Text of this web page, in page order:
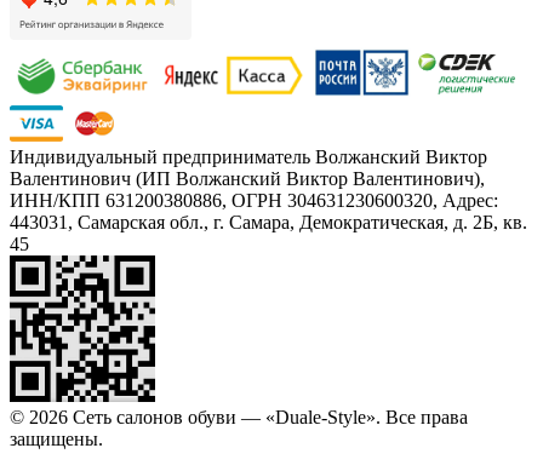
Индивидуальный предприниматель Волжанский Виктор
Валентинович (ИП Волжанский Виктор Валентинович),
ИНН/КПП 631200380886, ОГРН 304631230600320, Адрес:
443031, Самарская обл., г. Самара, Демократическая, д. 2Б, кв.
45
© 2026 Сеть салонов обуви — «Duale-Style». Все права
защищены.